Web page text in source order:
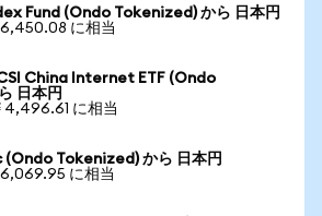
Fund (Ondo Tokenized) から 日本円
6,450.08 に相当
China Internet ETF (Ondo
日本円
4,496.61 に相当
Tokenized) から 日本円
に相当